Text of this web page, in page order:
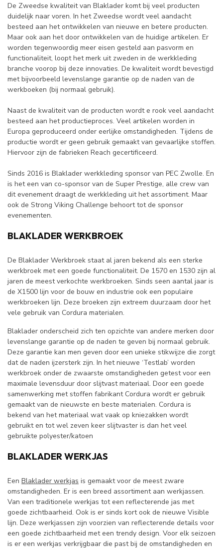
De Zweedse kwaliteit van Blaklader komt bij veel producten
duidelijk naar voren. In het Zweedse wordt veel aandacht
besteed aan het ontwikkelen van nieuwe en betere producten.
Maar ook aan het door ontwikkelen van de huidige artikelen. Er
worden tegenwoordig meer eisen gesteld aan pasvorm en
functionaliteit, loopt het merk uit zweden in de werkkleding
branche voorop bij deze innovaties. De kwaliteit wordt bevestigd
met bijvoorbeeld levenslange garantie op de naden van de
werkboeken (bij normaal gebruik).
Naast de kwaliteit van de producten wordt e rook veel aandacht
besteed aan het productieproces. Veel artikelen worden in
Europa geproduceerd onder eerlijke omstandigheden. Tijdens de
productie wordt er geen gebruik gemaakt van gevaarlijke stoffen.
Hiervoor zijn de fabrieken Reach gecertificeerd.
Sinds 2016 is Blaklader werkkleding sponsor van PEC Zwolle. En
is het een van co-sponsor van de Super Prestige, alle crew van
dit evenement draagt de werkkleding uit het assortiment. Maar
ook de Strong Viking Challenge behoort tot de sponsor
evenementen.
BLAKLADER WERKBROEK
De Blaklader Werkbroek staat al jaren bekend als een sterke
werkbroek met een goede functionaliteit. De 1570 en 1530 zijn al
jaren de meest verkochte werkbroeken. Sinds seen aantal jaar is
de X1500 lijn voor de bouw en industrie ook een populaire
werkbroeken lijn. Deze broeken zijn extreem duurzaam door het
vele gebruik van Cordura materialen.
Blaklader onderscheid zich ten opzichte van andere merken door
levenslange garantie op de naden te geven bij normaal gebruik.
Deze garantie kan men geven door een unieke stikwijze die zorgt
dat de naden ijzersterk zijn. In het nieuwe ‘Testlab’ worden
werkbroek onder de zwaarste omstandigheden getest voor een
maximale levensduur door slijtvast materiaal. Door een goede
samenwerking met stoffen fabrikant Cordura wordt er gebruik
gemaakt van de nieuwste en beste materialen. Cordura is
bekend van het materiaal wat vaak op kniezakken wordt
gebruikt en tot wel zeven keer slijtvaster is dan het veel
gebruikte polyester/katoen
BLAKLADER WERKJAS
Een Blaklader werkjas is gemaakt voor de meest zware
omstandigheden. Er is een breed assortiment aan werkjassen.
Van een traditionele werkjas tot een reflecterende jas met
goede zichtbaarheid. Ook is er sinds kort ook de nieuwe Visible
lijn. Deze werkjassen zijn voorzien van reflecterende details voor
een goede zichtbaarheid met een trendy design. Voor elk seizoen
is er een werkjas verkrijgbaar die past bij de omstandigheden en